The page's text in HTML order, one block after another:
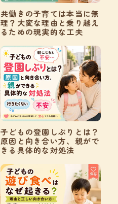
共働きの子育ては本当に無
理？大変な理由と乗り越え
るための現実的な工夫
子どもの登園しぶりとは？
原因と向き合い方、親がで
きる具体的な対処法